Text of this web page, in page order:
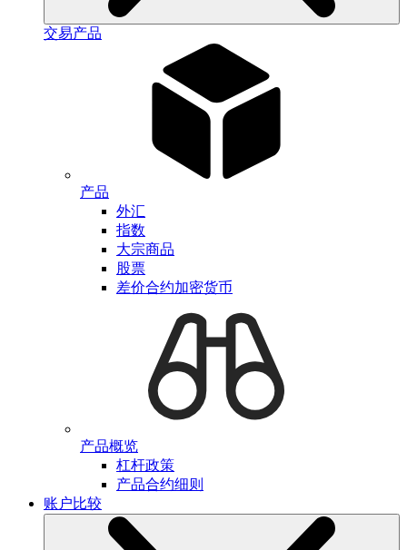
交易产品
产品
外汇
指数
大宗商品
股票
差价合约加密货币
产品概览
杠杆政策
产品合约细则
账户比较